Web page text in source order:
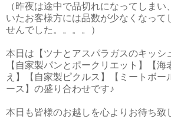
（昨夜は途中で品切れになってしま
いたお客様方には品数が少なくなって
せんでした。。。。）
本日は【ツナとアスパラガスのキッシ
【自家製パンとポークリエット】【
え】【自家製ピクルス】【ミートボー
ース】の盛り合わせです♪
本日も皆様のお越しを心よりお待ち致